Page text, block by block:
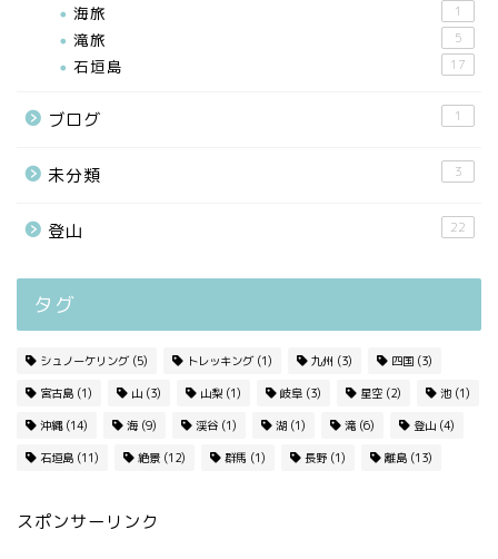
海旅 1
滝旅 5
石垣島 17
ブログ 1
未分類 3
登山 22
タグ
シュノーケリング (5) トレッキング (1) 九州 (3) 四国 (3)
宮古島 (1) 山 (3) 山梨 (1) 岐阜 (3) 星空 (2) 池 (1)
沖縄(14) 海 (9) 渓谷 (1) 湖 (1) 滝 (6) 登山 (4)
石垣島 (11) 絶景 (12) 群馬 (1) 長野 (1) 離島 (13)
スポンサーリンク